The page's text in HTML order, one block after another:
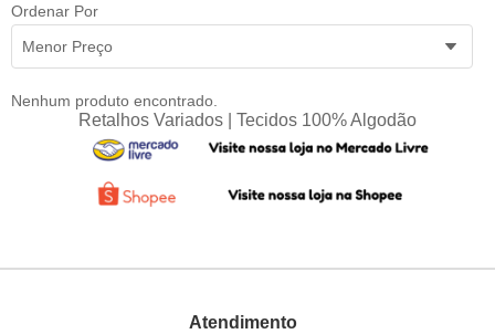
Ordenar Por
Menor Preço
Nenhum produto encontrado.
Retalhos Variados | Tecidos 100% Algodão
Atendimento